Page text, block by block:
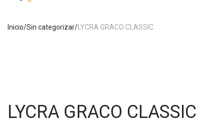
Inicio/Sin categorizar/LYCRA GRACO CLASSIC
LYCRA GRACO CLASSIC